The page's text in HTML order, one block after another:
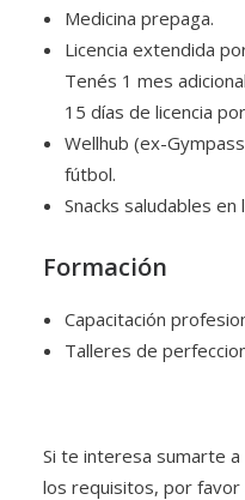
Medicina prepaga.
Licencia extendida
Tenés 1 mes
15 días de licencia
Wellhub (ex-
fútbol.
Snacks saludables en
Formación
Capacitación
Talleres de
Si te interesa sumarte
los requisitos, por favor